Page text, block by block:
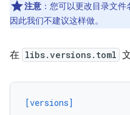
注意 ：您可以更改目录文
因此我们不建议这样做。
在 libs.versions.toml
[versions]